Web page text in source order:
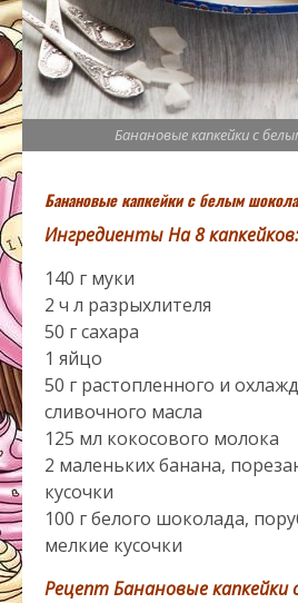
Банановые капкейки с
Банановые капкейки с белым
Ингредиенты На 8 капкейков:
140 г муки
2 ч л разрыхлителя
50 г сахара
1 яйцо
50 г растопленного и
сливочного масла
125 мл кокосового молока
2 маленьких банана,
кусочки
100 г белого шоколада,
мелкие кусочки
Рецепт Банановые капкейки